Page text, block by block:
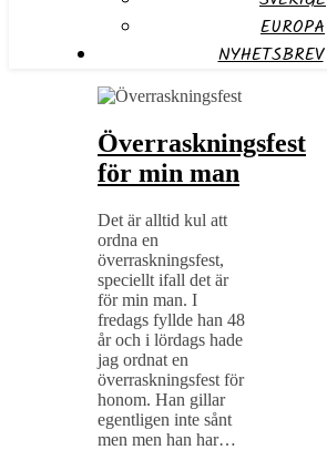
EUROPA
NYHETSBREV
Överraskningsfest
för min man
Det är alltid kul att
ordna en
överraskningsfest,
speciellt ifall det är
för min man. I
fredags fyllde han 48
år och i lördags hade
jag ordnat en
överraskningsfest för
honom. Han gillar
egentligen inte sånt
men men han har…